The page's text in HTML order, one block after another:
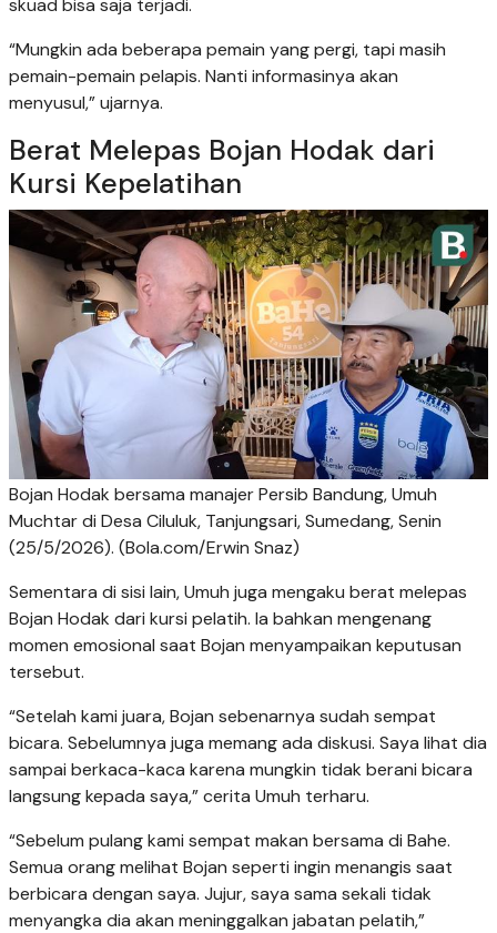
skuad bisa saja terjadi.
“Mungkin ada beberapa pemain yang pergi, tapi masih
pemain-pemain pelapis. Nanti informasinya akan
menyusul,” ujarnya.
Berat Melepas Bojan Hodak dari
Kursi Kepelatihan
Bojan Hodak bersama manajer Persib Bandung, Umuh
Muchtar di Desa Ciluluk, Tanjungsari, Sumedang, Senin
(25/5/2026). (Bola.com/Erwin Snaz)
Sementara di sisi lain, Umuh juga mengaku berat melepas
Bojan Hodak dari kursi pelatih. Ia bahkan mengenang
momen emosional saat Bojan menyampaikan keputusan
tersebut.
“Setelah kami juara, Bojan sebenarnya sudah sempat
bicara. Sebelumnya juga memang ada diskusi. Saya lihat dia
sampai berkaca-kaca karena mungkin tidak berani bicara
langsung kepada saya,” cerita Umuh terharu.
“Sebelum pulang kami sempat makan bersama di Bahe.
Semua orang melihat Bojan seperti ingin menangis saat
berbicara dengan saya. Jujur, saya sama sekali tidak
menyangka dia akan meninggalkan jabatan pelatih,”